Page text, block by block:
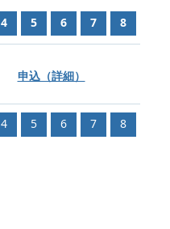
4 5 6 7 8
申込（詳細）
4 5 6 7 8